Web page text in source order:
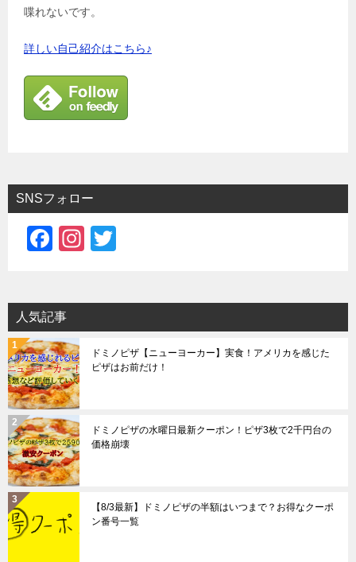
喋れないです。
詳しい自己紹介はこちら♪
SNSフォロー
F
e
b
o
o
k
In
a
m
人気記事
ドミノピザ【ニューヨーカー】実食！アメリカを感じた
ピザはお前だけ！
ドミノピザの水曜日最新クーポン！ピザ3枚で2千円台の
価格崩壊
【8/3最新】ドミノピザの半額はいつまで？お得なクーポ
ン番号一覧